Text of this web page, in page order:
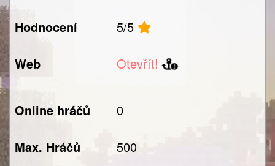
Hodnocení 5/5
Web Otevřít!
Online hráčů 0
Max. Hráčů 500